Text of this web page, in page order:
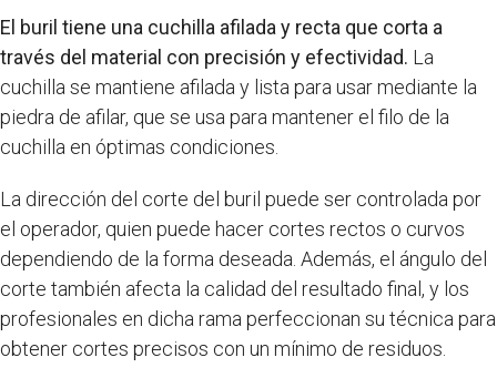
El buril tiene una cuchilla afilada y recta que corta a
través del material con precisión y efectividad. La
cuchilla se mantiene afilada y lista para usar mediante la
piedra de afilar, que se usa para mantener el filo de la
cuchilla en óptimas condiciones.
La dirección del corte del buril puede ser controlada por
el operador, quien puede hacer cortes rectos o curvos
dependiendo de la forma deseada. Además, el ángulo del
corte también afecta la calidad del resultado final, y los
profesionales en dicha rama perfeccionan su técnica para
obtener cortes precisos con un mínimo de residuos.